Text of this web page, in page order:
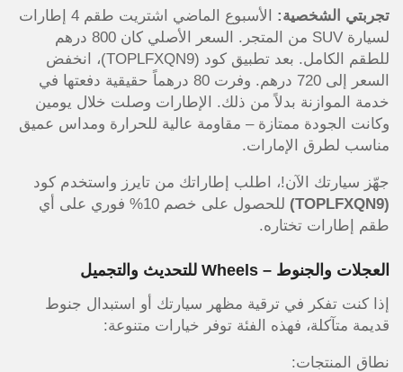
تجربتي الشخصية:
الأسبوع الماضي اشتريت طقم 4 إطارات
لسيارة SUV من المتجر. السعر الأصلي كان 800 درهم
للطقم الكامل. بعد تطبيق كود (TOPLFXQN9)، انخفض
السعر إلى 720 درهم. وفرت 80 درهماً حقيقية دفعتها في
خدمة الموازنة بدلاً من ذلك. الإطارات وصلت خلال يومين
وكانت الجودة ممتازة – مقاومة عالية للحرارة ومداس عميق
مناسب لطرق الإمارات.
جهّز سيارتك الآن!، اطلب إطاراتك من تايرز واستخدم كود
(TOPLFXQN9)
للحصول على خصم 10% فوري على أي
طقم إطارات تختاره.
العجلات والجنوط – Wheels للتحديث والتجميل
إذا كنت تفكر في ترقية مظهر سيارتك أو استبدال جنوط
قديمة متآكلة، فهذه الفئة توفر خيارات متنوعة:
نطاق المنتجات: